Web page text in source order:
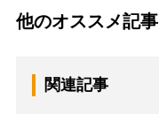
他のオススメ記事
関連記事